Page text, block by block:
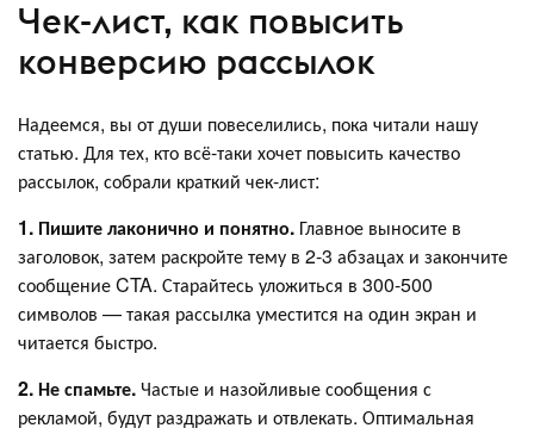
Чек-лист, как повысить
конверсию рассылок
Надеемся, вы от души повеселились, пока читали нашу
статью. Для тех, кто всё-таки хочет повысить качество
рассылок, собрали краткий чек-лист:
1. Пишите лаконично и понятно. Главное выносите в
заголовок, затем раскройте тему в 2-3 абзацах и закончите
сообщение CTA. Старайтесь уложиться в 300-500
символов — такая рассылка уместится на один экран и
читается быстро.
2. Не спамьте.Частые и назойливые сообщения с
рекламой, будут раздражать и отвлекать. Оптимальная